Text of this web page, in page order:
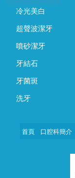
冷光美白
超聲波潔牙
噴砂潔牙
牙結石
牙菌斑
洗牙
首頁 口腔科簡介